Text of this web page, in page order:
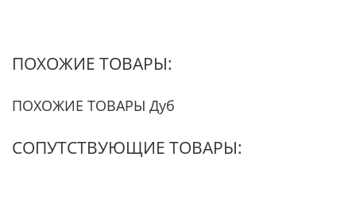
ПОХОЖИЕ ТОВАРЫ:
ПОХОЖИЕ ТОВАРЫ Дуб
СОПУТСТВУЮЩИЕ ТОВАРЫ: